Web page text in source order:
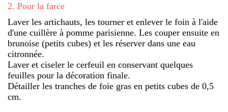
2. Pour la farce
Laver les artichauts, les tourner et enlever le foin à l'aide
d'une cuillère à pomme parisienne. Les couper ensuite en
brunoise (petits cubes) et les réserver dans une eau
citronnée.
Laver et ciseler le cerfeuil en conservant quelques
feuilles pour la décoration finale.
Détailler les tranches de foie gras en petits cubes de 0,5
cm.